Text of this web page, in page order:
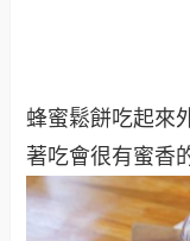
蜂蜜鬆餅吃起來
著吃會很有蜜香